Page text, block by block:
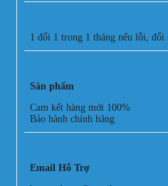
1 đổi 1 trong 1 tháng nếu lỗi, đổi
Sản phẩm
Cam kết hàng mới 100%
Bảo hành chính hãng
Email Hỗ Trợ